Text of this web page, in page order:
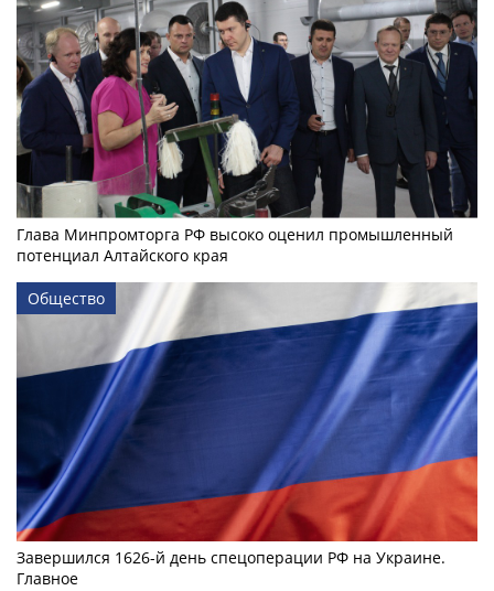
Глава Минпромторга РФ высоко оценил промышленный
потенциал Алтайского края
Общество
Завершился 1626-й день спецоперации РФ на Украине.
Главное